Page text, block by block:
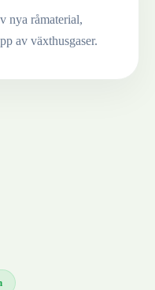
nya råmaterial,
av växthusgaser.